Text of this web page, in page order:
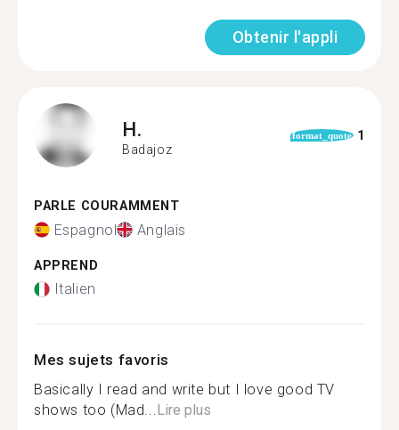
Obtenir l'appli
H.
Badajoz
format_quote 1
PARLE COURAMMENT
Espagnol Anglais
APPREND
Italien
Mes sujets favoris
Basically I read and write but I love good TV
shows too (Mad...Lire plus